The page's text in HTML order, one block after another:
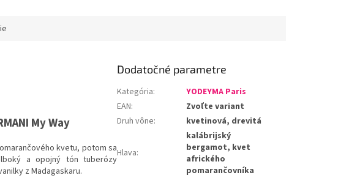
My Way
kvetu, potom sa
a opojný tón tuberózy
z Madagaskaru.
Dodatočné parametre
Kategória:
YODEYMA Paris
EAN:
Zvoľte variant
Druh vône: kvetinová, drevitá
Hlava:
kalábrijský
bergamot, kvet
afrického
pomarančovníka